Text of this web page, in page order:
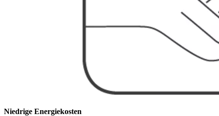
Niedrige Energiekosten